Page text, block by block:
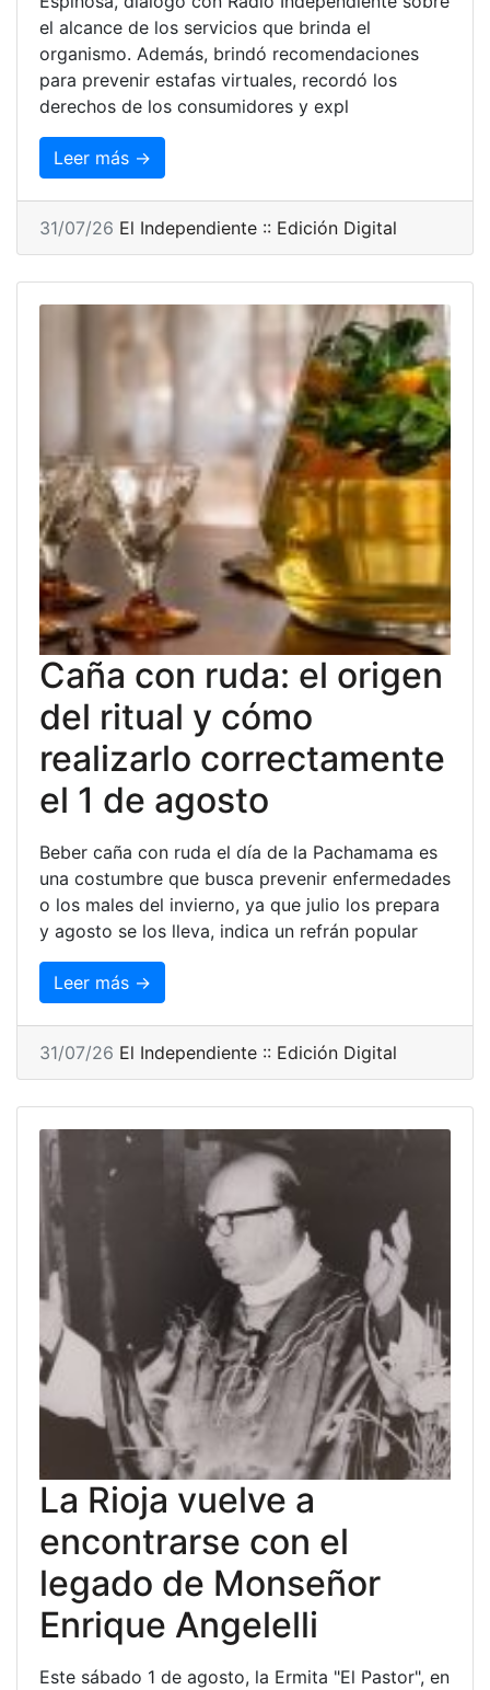
el alcance de los servicios que brinda el
organismo. Además, brindó recomendaciones
para prevenir estafas virtuales, recordó los
derechos de los consumidores y expl
Leer más →
31/07/26 El Independiente :: Edición Digital
Caña con ruda: el origen
del ritual y cómo
realizarlo correctamente
el 1 de agosto
Beber caña con ruda el día de la Pachamama es
una costumbre que busca prevenir enfermedades
o los males del invierno, ya que julio los prepara
y agosto se los lleva, indica un refrán popular
Leer más →
31/07/26 El Independiente :: Edición Digital
La Rioja vuelve a
encontrarse con el
legado de Monseñor
Enrique Angelelli
Este sábado 1 de agosto, la Ermita "El Pastor", en